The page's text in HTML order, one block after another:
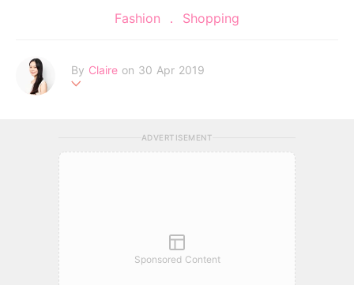
Fashion Shopping
By Claire on 30 Apr 2019
ADVERTISEMENT
Sponsored Content